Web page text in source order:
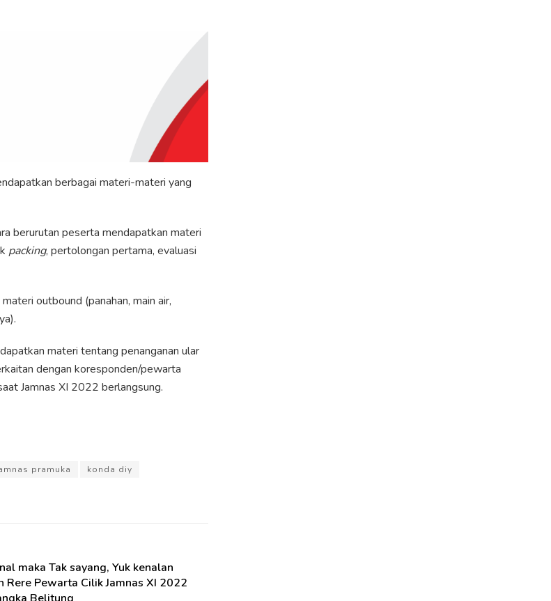
berbagai materi-materi yang
berurutan peserta mendapatkan materi
packing, pertolongan pertama, evaluasi
outbound (panahan, main air,
materi tentang penanganan ular
dengan koresponden/pewarta
Jamnas XI 2022 berlangsung.
pramuka
konda diy
maka Tak sayang, Yuk kenalan
Rere Pewarta Cilik Jamnas XI 2022